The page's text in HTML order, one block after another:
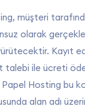
müşteri
olarak
Kayıt
talebi ile ücreti
Hosting bu
alan adı